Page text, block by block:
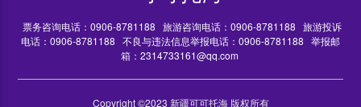
票务咨询电话：0906-8781188 旅游咨询电话：0906-8781188 旅游投诉
电话：0906-8781188 不良与违法信息举报电话：0906-8781188 举报邮
箱：2314733161@qq.com
Copyright ©2023 新疆可可托海 版权所有